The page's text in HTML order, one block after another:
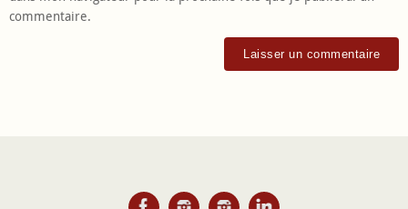
commentaire.